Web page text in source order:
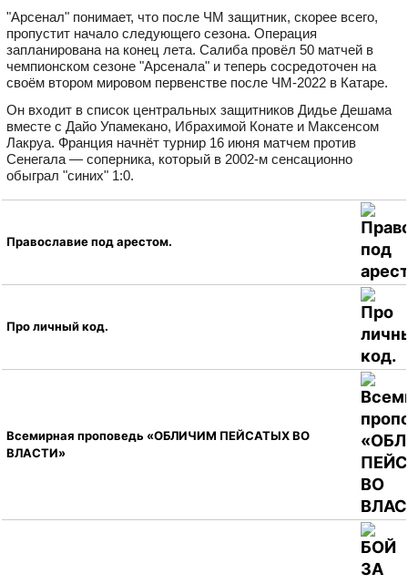
"Арсенал" понимает, что после ЧМ защитник, скорее всего,
пропустит начало следующего сезона. Операция
запланирована на конец лета. Салиба провёл 50 матчей в
чемпионском сезоне "Арсенала" и теперь сосредоточен на
своём втором мировом первенстве после ЧМ‑2022 в Катаре.
Он входит в список центральных защитников Дидье Дешама
вместе с Дайо Упамекано, Ибрахимой Конате и Максенсом
Лакруа. Франция начнёт турнир 16 июня матчем против
Сенегала — соперника, который в 2002‑м сенсационно
обыграл "синих" 1:0.
Православие под арестом.
Про личный код.
Всемирная проповедь «ОБЛИЧИМ ПЕЙСАТЫХ ВО
ВЛАСТИ»